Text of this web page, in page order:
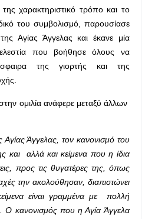
χαρακτηριστικό τρόπο και το
του συμβολισμό, παρουσίασε
Αγίας Άγγελας και έκανε μία
που βοήθησε όλους να
της γιορτής και της
ομιλία ανάφερε μεταξύ άλλων
Άγγελας, τον κανονισμό του
και αλλά και κείμενα που η ίδια
προς τις θυγατέρες της, όπως
την ακολούθησαν, διαπιστώνει
είναι γραμμένα με πολλή
Ο κανονισμός που η Αγία Άγγελα